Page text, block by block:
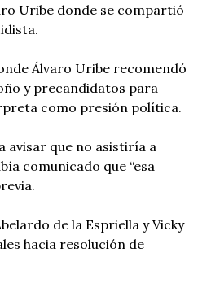
Uribe donde se compartió
Álvaro Uribe recomendó
y precandidatos para
como presión política.
avisar que no asistiría a
comunicado que “esa
de la Espriella y Vicky
hacia resolución de